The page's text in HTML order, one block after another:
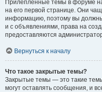
Прилепленные темы в форуме
на его первой странице. Они
информацию, поэтому вы должны
и с объявлениями, права на
предоставляются
Вернуться к началу
Что такое закрытые темы?
Закрытые темы — это такие
могут оставлять сообщения, и